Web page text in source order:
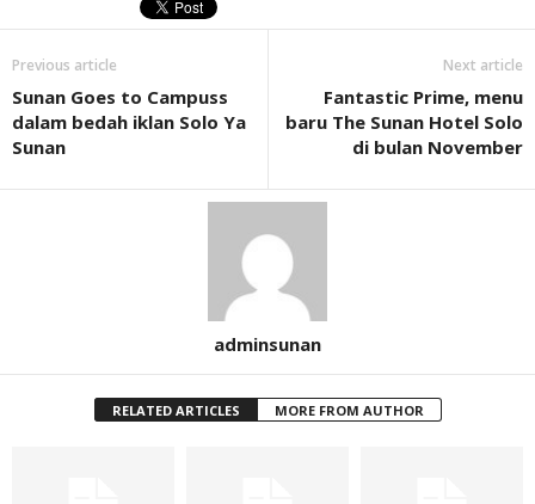
Previous article
Sunan Goes to Campuss
dalam bedah iklan Solo Ya
Sunan
Next article
Fantastic Prime, menu
baru The Sunan Hotel Solo
di bulan November
adminsunan
RELATED ARTICLES MORE FROM AUTHOR